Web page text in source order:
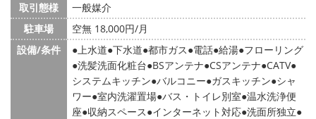
取引態様
一般媒介
駐車場
空無 18,000円/月
設備/条件
上水道 下水道 都市ガス 電話 給湯 フローリング
洗髪洗面化粧台 BSアンテナ CSアンテナ CATV
システムキッチン バルコニー ガスキッチン シャ
ワー 室内洗濯置場 バス・トイレ別室 温水洗浄便
座 収納スペース インターネット対応 洗面所独立